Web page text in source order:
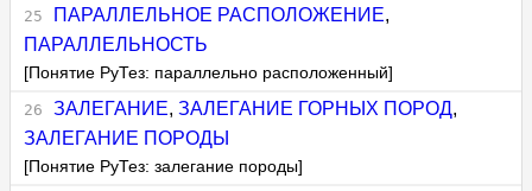
ПАРАЛЛЕЛЬНОЕ РАСПОЛОЖЕНИЕ,
ПАРАЛЛЕЛЬНОСТЬ
[Понятие РуТез: параллельно расположенный]
ЗАЛЕГАНИЕ, ЗАЛЕГАНИЕ ГОРНЫХ ПОРОД,
ЗАЛЕГАНИЕ ПОРОДЫ
[Понятие РуТез: залегание породы]